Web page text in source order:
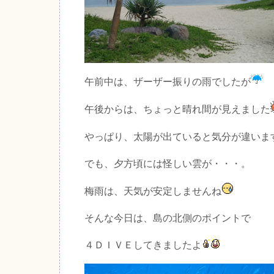
午前中は、ザーザー振りの雨でしたが
午後からは、ちょっと晴れ間が見えました
やっぱり、太陽が出ていると気分が違いま
でも、夕方頃には怪しい雲が・・・。
梅雨は、天気が安定しませんね
そんな今日は、島の北側のポイントで
４ＤＩＶＥしてきましたよ